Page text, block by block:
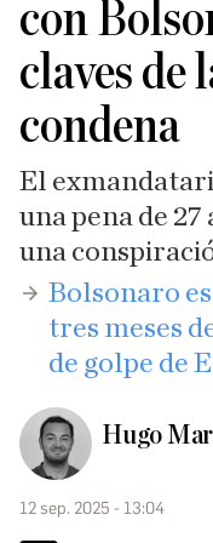
con
claves de
condena
El
una pena de
una
Bolsonaro
tres meses
de golpe de
Hugo
12 sep. 2025 - 13:04